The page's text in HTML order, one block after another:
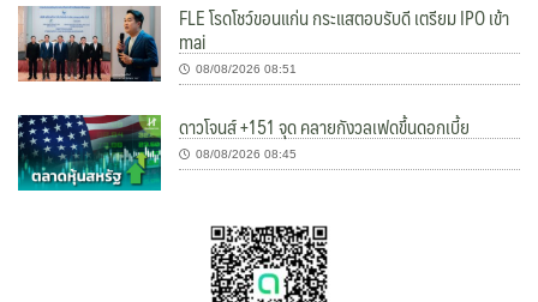
FLE โรดโชว์ขอนแก่น กระแสตอบรับดี เตรียม IPO เข้า
mai
08/08/2026 08:51
ดาวโจนส์ +151 จุด คลายกังวลเฟดขึ้นดอกเบี้ย
08/08/2026 08:45